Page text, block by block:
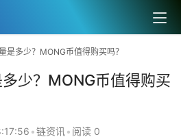
是多少？MONG币值得购买吗？
少？MONG币值得购买
•链资讯 • 阅读 0